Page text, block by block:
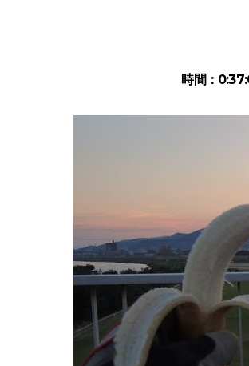
時間：